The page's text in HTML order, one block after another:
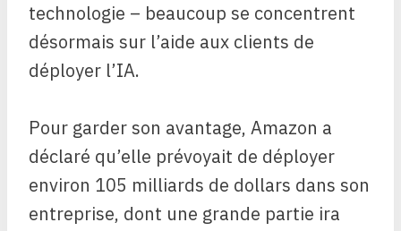
technologie – beaucoup se concentrent
désormais sur l’aide aux clients de
déployer l’IA.
Pour garder son avantage, Amazon a
déclaré qu’elle prévoyait de déployer
environ 105 milliards de dollars dans son
entreprise, dont une grande partie ira